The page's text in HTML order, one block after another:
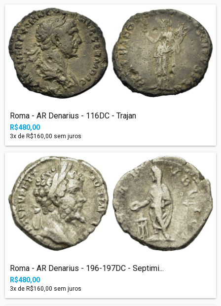
Roma - AR Denarius - 116DC - Trajan
R$480,00
3x de R$160,00 sem juros
Roma - AR Denarius - 196-197DC - Septimi...
R$480,00
3x de R$160,00 sem juros